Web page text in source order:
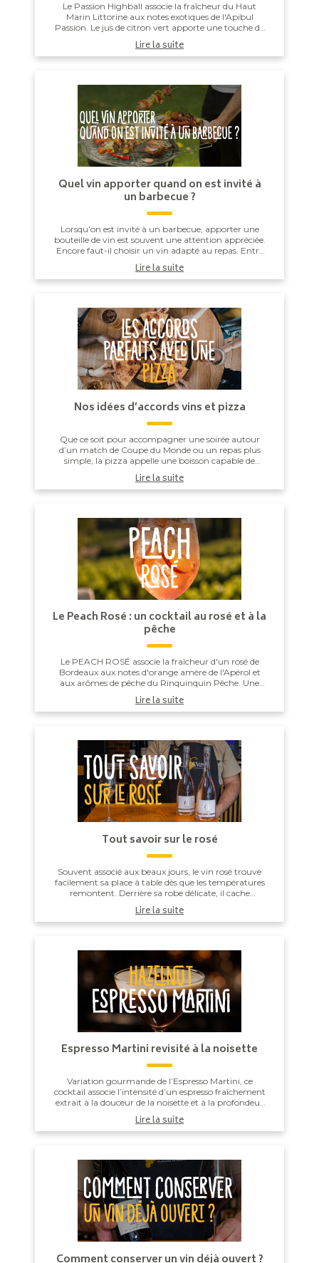
Le Passion Highball associe la fraîcheur du Haut
Marin Littorine aux notes exotiques de l'Apibul
Passion. Le jus de citron vert apporte une touche de
vivacité qui équilibre l'ensemble, pour un co...
Lire la suite
Quel vin apporter quand on est invité à
un barbecue ?
Lorsqu’on est invité à un barbecue, apporter une
bouteille de vin est souvent une attention appréciée.
Encore faut-il choisir un vin adapté au repas. Entre
les saucisses grillées, les brochettes,...
Lire la suite
Nos idées d’accords vins et pizza
Que ce soit pour accompagner une soirée autour
d’un match de Coupe du Monde ou un repas plus
simple, la pizza appelle une boisson capable de
Lire la suite
Le Peach Rosé : un cocktail au rosé et à la
pêche
Le PEACH ROSÉ associe la fraîcheur d'un rosé de
Bordeaux aux notes d'orange amère de l'Apérol et
aux arômes de pêche du Rinquinquin Pêche. Une
touche d'eau pétillante vient apporter légèreté et v...
Lire la suite
Tout savoir sur le rosé
Souvent associé aux beaux jours, le vin rosé trouve
facilement sa place à table dès que les températures
remontent. Derrière sa robe délicate, il cache
Lire la suite
Espresso Martini revisité à la noisette
Variation gourmande de l’Espresso Martini, ce
cocktail associe l’intensité d’un espresso fraîchement
extrait à la douceur de la noisette et à la profondeur
de la liqueur de café. Secoué vigoureus...
Lire la suite